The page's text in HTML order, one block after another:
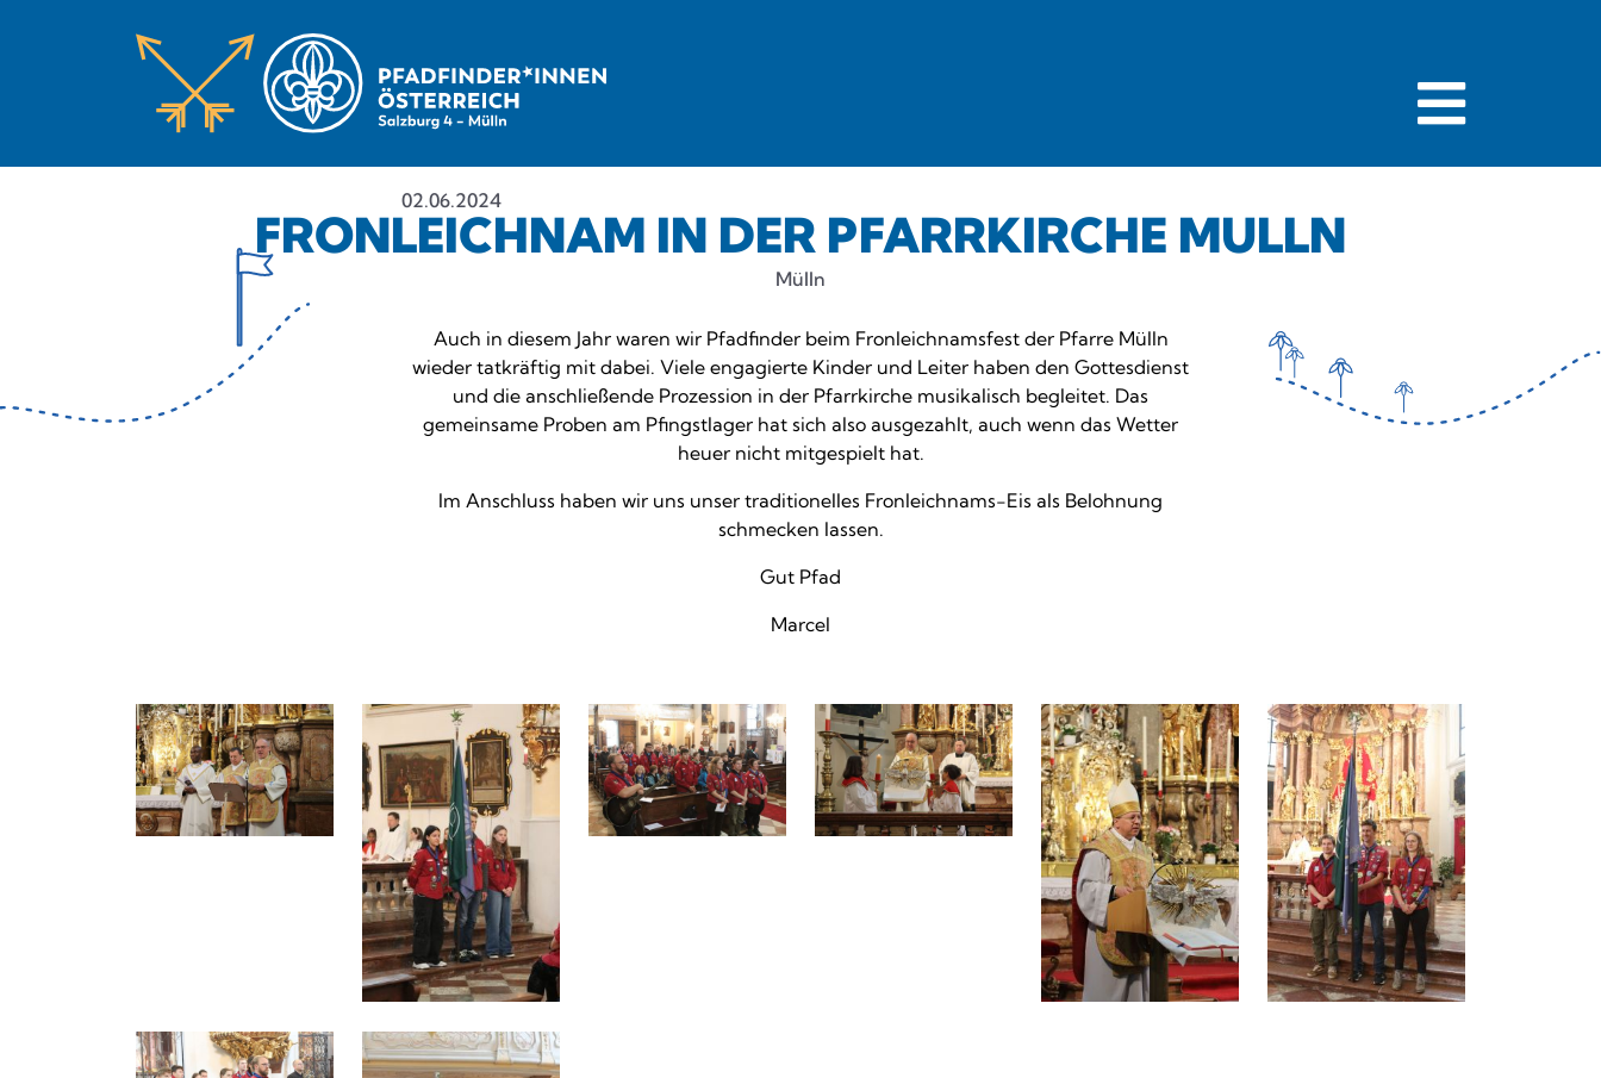
02.06.2024
FRONLEICHNAM IN DER PFARRKIRCHE MÜLLN
Mülln
Auch in diesem Jahr waren wir Pfadfinder beim Fronleichnamsfest der Pfarre Mülln
wieder tatkräftig mit dabei. Viele engagierte Kinder und Leiter haben den Gottesdienst
und die anschließende Prozession in der Pfarrkirche musikalisch begleitet. Das
gemeinsame Proben am Pfingstlager hat sich also ausgezahlt, auch wenn das Wetter
heuer nicht mitgespielt hat.
Im Anschluss haben wir uns unser traditionelles Fronleichnams-Eis als Belohnung
schmecken lassen.
Gut Pfad
Marcel